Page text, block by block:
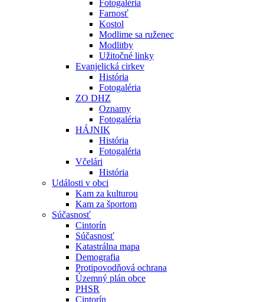
Fotogaléria
Farnosť
Kostol
Modlime sa ruženec
Modlitby
Užitočné linky
Evanjelická cirkev
História
Fotogaléria
ZO DHZ
Oznamy
Fotogaléria
HÁJNIK
História
Fotogaléria
Včelári
História
Události v obci
Kam za kulturou
Kam za športom
Súčasnosť
Cintorín
Súčasnosť
Katastrálna mapa
Demografia
Protipovodňová ochrana
Územný plán obce
PHSR
Cintorín